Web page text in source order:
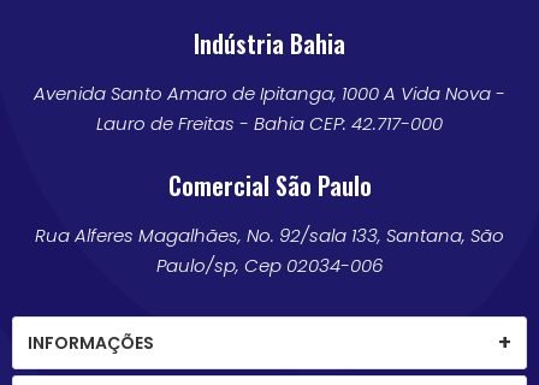
Indústria Bahia
Avenida Santo Amaro de Ipitanga, 1000 A Vida Nova -
Lauro de Freitas - Bahia CEP: 42.717-000
Comercial São Paulo
Rua Alferes Magalhães, No. 92/sala 133, Santana, São
Paulo/sp, Cep 02034-006
INFORMAÇÕES